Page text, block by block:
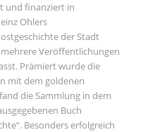
und finanziert in
Ohlers
der Stadt
Veröffentlichungen
Prämiert wurde die
mit dem goldenen
die Sammlung in dem
Buch
Besonders erfolgreich